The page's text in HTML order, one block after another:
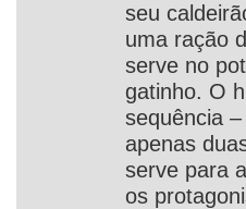
seu
uma ração
serve no
gatinho. O
sequência
apenas
serve para
os